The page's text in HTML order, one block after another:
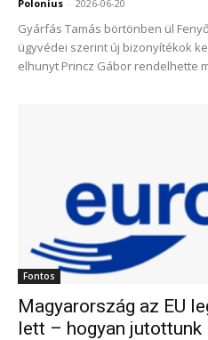
Polonius - 2026-06-20
Gyárfás Tamás börtönben ül
ügyvédei szerint új bizonyítékok
elhunyt Princz Gábor rendelhette
Fontos
Magyarország az EU
lett – hogyan jutottunk